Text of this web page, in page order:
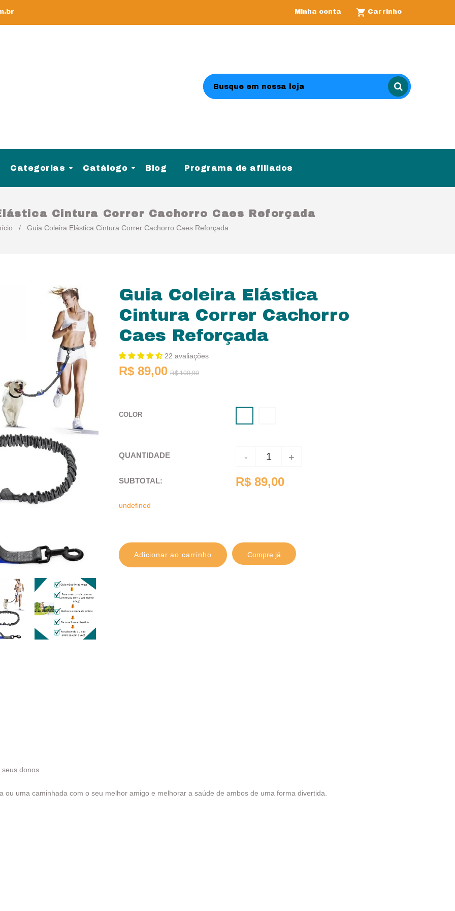
Minha conta Carrinho
Categorias Catálogo Blog Programa de afiliados
Cintura Correr Cachorro Caes Reforçada
/ Guia Coleira Elástica Cintura Correr Cachorro Caes Reforçada
Guia Coleira Elástica
Cintura Correr Cachorro
Caes Reforçada
22 avaliações
R$ 89,00 R$ 100,90
COLOR
QUANTIDADE - +
SUBTOTAL: R$ 89,00
undefined
Adicionar ao carrinho Compre já
donos.
uma caminhada com o seu melhor amigo e melhorar a saúde de ambos de uma forma divertida.